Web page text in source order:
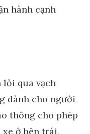
hành cạnh
lỏi qua vạch
dành cho người
thông cho phép
ở bên trái,